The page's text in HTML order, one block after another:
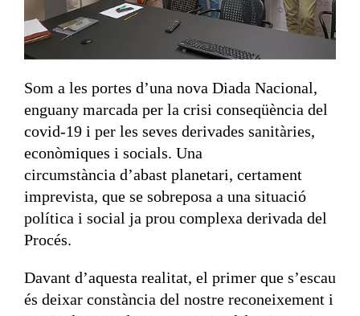
Som a les portes d’una nova Diada Nacional,
enguany marcada per la crisi conseqüència del
covid-19 i per les seves derivades sanitàries,
econòmiques i socials. Una
circumstància d’abast planetari, certament
imprevista, que se sobreposa a una situació
política i social ja prou complexa derivada del
Procés.
Davant d’aquesta realitat, el primer que s’escau
és deixar constància del nostre reconeixement i